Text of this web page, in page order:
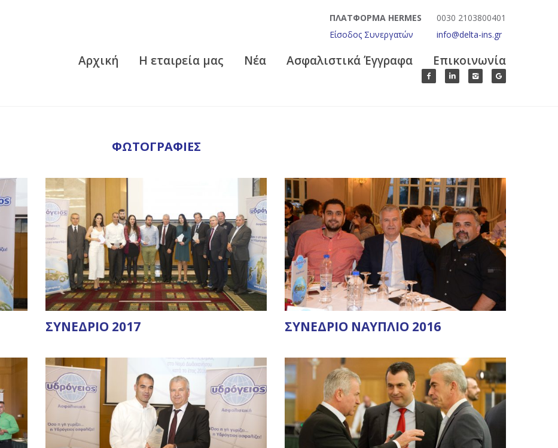
0030 2103800401
info@delta-ins.gr
ΠΛΑΤΦΟΡΜΑ HERMES
Είσοδος Συνεργατών
Αρχική Η εταιρεία μας Νέα Ασφαλιστικά Έγγραφα Επικοινωνία
ΦΩΤΟΓΡΑΦΙΕΣ
ΣΥΝΕΔΡΙΟ 2017 ΣΥΝΕΔΡΙΟ ΝΑΥΠΛΙΟ 2016